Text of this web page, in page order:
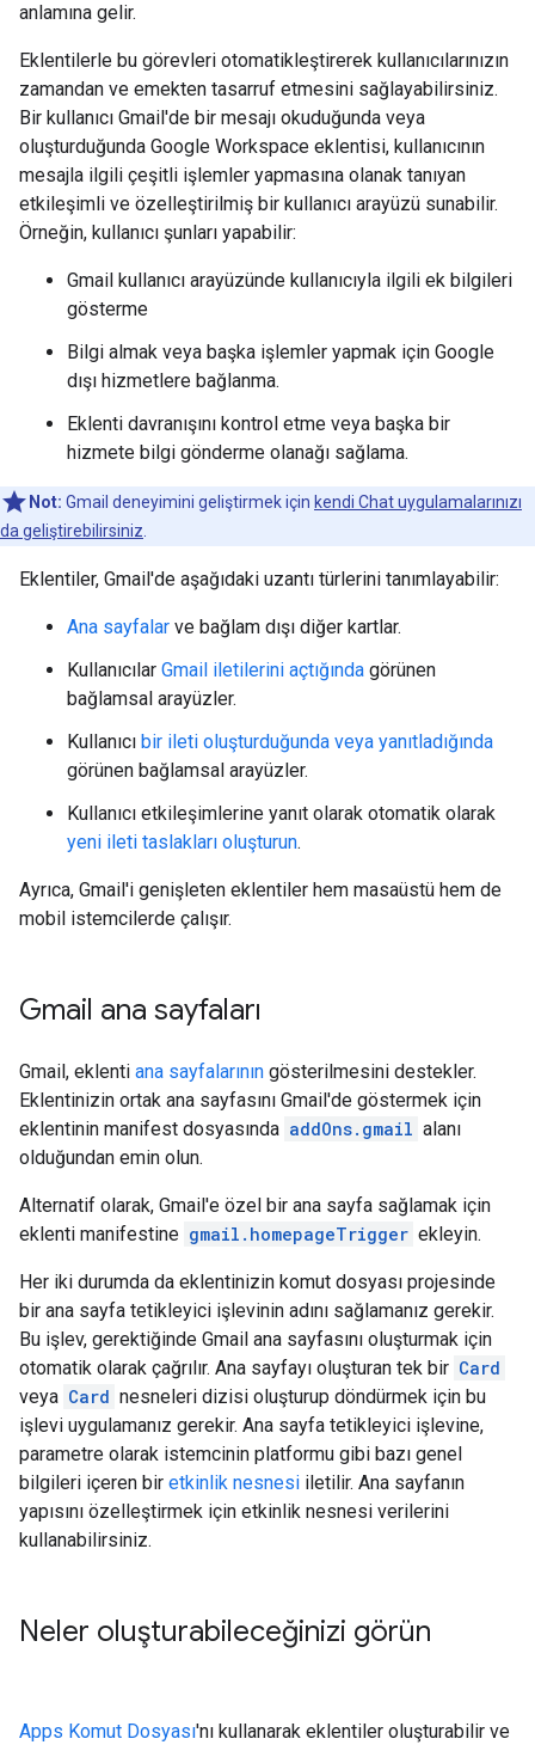
anlamına gelir.
Eklentilerle bu görevleri otomatikleştirerek kullanıcılarınızın
zamandan ve emekten tasarruf etmesini sağlayabilirsiniz.
Bir kullanıcı Gmail'de bir mesajı okuduğunda veya
oluşturduğunda Google Workspace eklentisi, kullanıcının
mesajla ilgili çeşitli işlemler yapmasına olanak tanıyan
etkileşimli ve özelleştirilmiş bir kullanıcı arayüzü sunabilir.
Örneğin, kullanıcı şunları yapabilir:
Gmail kullanıcı arayüzünde kullanıcıyla ilgili ek bilgileri
gösterme
Bilgi almak veya başka işlemler yapmak için Google
dışı hizmetlere bağlanma.
Eklenti davranışını kontrol etme veya başka bir
hizmete bilgi gönderme olanağı sağlama.
Not: Gmail deneyimini geliştirmek için kendi Chat uygulamalarınızı
da geliştirebilirsiniz
Eklentiler, Gmail'de aşağıdaki uzantı türlerini tanımlayabilir:
Ana sayfalar ve bağlam dışı diğer kartlar.
Kullanıcılar Gmail iletilerini açtığında görünen
bağlamsal arayüzler.
Kullanıcı bir ileti oluşturduğunda veya yanıtladığında
görünen bağlamsal arayüzler.
Kullanıcı etkileşimlerine yanıt olarak otomatik olarak
yeni ileti taslakları oluşturun.
Ayrıca, Gmail'i genişleten eklentiler hem masaüstü hem de
mobil istemcilerde çalışır.
Gmail ana sayfaları
Gmail, eklenti ana sayfalarının gösterilmesini destekler.
Eklentinizin ortak ana sayfasını Gmail'de göstermek için
eklentinin manifest dosyasında addOns.gmail alanı
olduğundan emin olun.
Alternatif olarak, Gmail'e özel bir ana sayfa sağlamak için
eklenti manifestine gmail.homepageTrigger ekleyin.
Her iki durumda da eklentinizin komut dosyası projesinde
bir ana sayfa tetikleyici işlevinin adını sağlamanız gerekir.
Bu işlev, gerektiğinde Gmail ana sayfasını oluşturmak için
otomatik olarak çağrılır. Ana sayfayı oluşturan tek bir Card
veya Card nesneleri dizisi oluşturup döndürmek için bu
işlevi uygulamanız gerekir. Ana sayfa tetikleyici işlevine,
parametre olarak istemcinin platformu gibi bazı genel
bilgileri içeren bir etkinlik nesnesi iletilir. Ana sayfanın
yapısını özelleştirmek için etkinlik nesnesi verilerini
kullanabilirsiniz.
Neler oluşturabileceğinizi görün
Apps Komut Dosyası'nı kullanarak eklentiler oluşturabilir ve